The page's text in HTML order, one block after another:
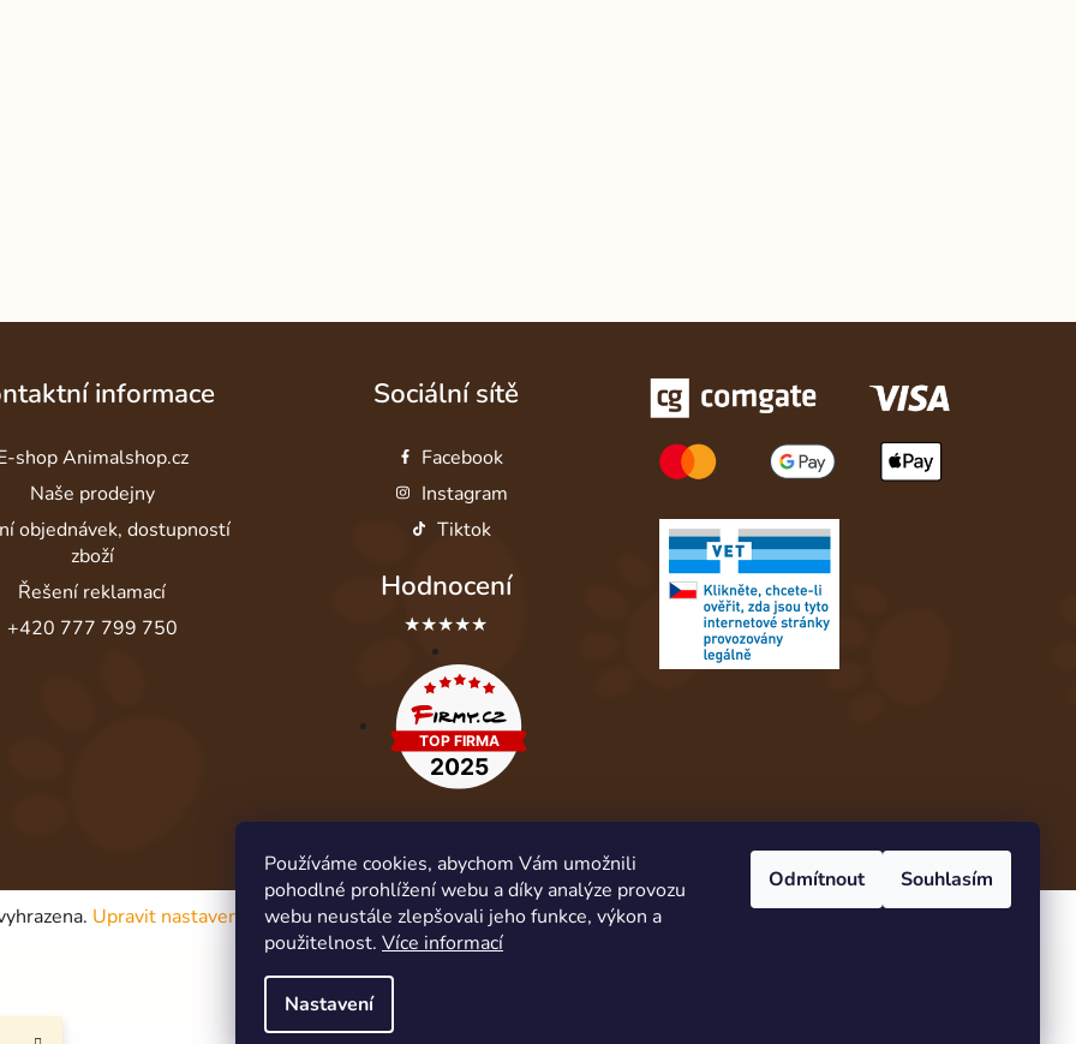
Používáme cookies, abychom Vám umožnili
pohodlné prohlížení webu a díky analýze provozu
webu neustále zlepšovali jeho funkce, výkon a
použitelnost. Více informací
Nastavení
Odmítnout Souhlasím
informace
shop Animalshop.cz
Naše prodejny
objednávek, dostupností
zboží
Řešení reklamací
+420 777 799 750
Sociální sítě
Facebook
Instagram
Tiktok
Hodnocení
★★★★★
Vytvořil Shoptet
Upravit nastavení cookies